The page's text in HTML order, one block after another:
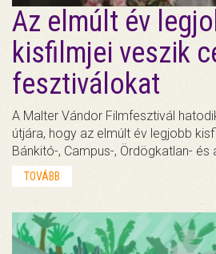
Az elmúlt év
kisfilmjei veszik
fesztiválokat
A Malter Vándor Filmfesztivál
útjára, hogy az elmúlt év legjobb
Bánkitó-, Campus-, Ördögkatlan- és
TOVÁBB